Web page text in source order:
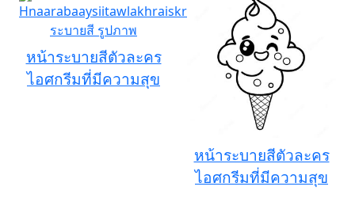
หน้าระบายสีตัวละคร
ไอศกรีมที่มีความสุข
หน้าระบายสีตัวละคร
ไอศกรีมที่มีความสุข